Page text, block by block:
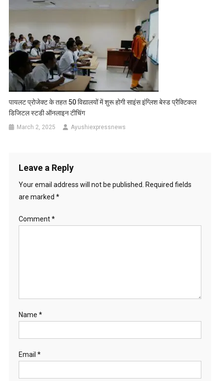
पायलट प्रोजेक्ट के तहत 50 विद्यालयों में शुरू होगी साइंस इंग्लिश बेस्ड प्रैक्टिकल
डिजिटल स्टडी ऑनलाइन टीचिंग
March 2, 2025 Ayushiexpressnews
Leave a Reply
Your email address will not be published.
Required fields
are marked *
Comment*
Name *
Email *